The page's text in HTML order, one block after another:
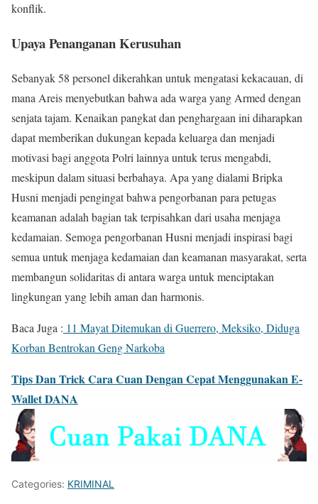
konflik.
Upaya Penanganan Kerusuhan
Sebanyak 58 personel dikerahkan untuk mengatasi kekacauan, di
mana Areis menyebutkan bahwa ada warga yang Armed dengan
senjata tajam. Kenaikan pangkat dan penghargaan ini diharapkan
dapat memberikan dukungan kepada keluarga dan menjadi
motivasi bagi anggota Polri lainnya untuk terus mengabdi,
meskipun dalam situasi berbahaya. Apa yang dialami Bripka
Husni menjadi pengingat bahwa pengorbanan para petugas
keamanan adalah bagian tak terpisahkan dari usaha menjaga
kedamaian. Semoga pengorbanan Husni menjadi inspirasi bagi
semua untuk menjaga kedamaian dan keamanan masyarakat, serta
membangun solidaritas di antara warga untuk menciptakan
lingkungan yang lebih aman dan harmonis.
Baca Juga : 11 Mayat Ditemukan di Guerrero, Meksiko, Diduga
Korban Bentrokan Geng Narkoba
Tips Dan Trick Cara Cuan Dengan Cepat Menggunakan E-
Wallet DANA
Categories: KRIMINAL